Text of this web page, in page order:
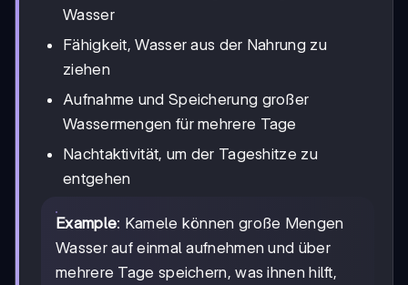
Wasser
Fähigkeit, Wasser aus der Nahrung zu
ziehen
Aufnahme und Speicherung großer
Wassermengen für mehrere Tage
Nachtaktivität, um der Tageshitze zu
entgehen
Example: Kamele können große Mengen
Wasser auf einmal aufnehmen und über
mehrere Tage speichern, was ihnen hilft,